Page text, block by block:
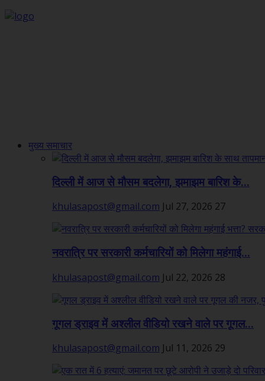
मुख्य समाचार
दिल्ली में आज से मौसम बदलेगा, झमाझम बारिश के...
khulasapost@gmail.com Jul 27, 2026 27
नवरात्रि पर सरकारी कर्मचारियों को मिलेगा महंगाई...
khulasapost@gmail.com Jul 22, 2026 28
गूगल ड्राइव में अश्लील वीडियो रखने वाले पर गूगल...
khulasapost@gmail.com Jul 11, 2026 29